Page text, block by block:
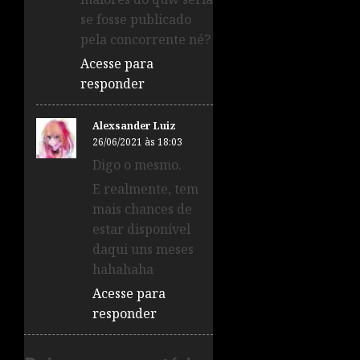
se fosse publicado
pela concorrente né?
Acesse para
responder
Alexsander Luiz
26/06/2021 às 18:03
Digo o mesmo.
E realmente, tem
mais chances de
estar disponível
daqui uns meses
hahahaha
Acesse para
responder